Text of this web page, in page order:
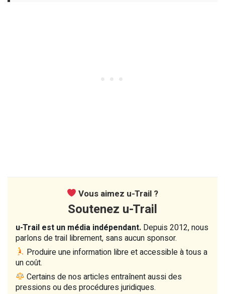
Vous aimez u-Trail ?
Soutenez u-Trail
u-Trail est un média indépendant. Depuis 2012, nous
parlons de trail librement, sans aucun sponsor.
Produire une information libre et accessible à tous a
un coût.
Certains de nos articles entraînent aussi des
pressions ou des procédures juridiques.